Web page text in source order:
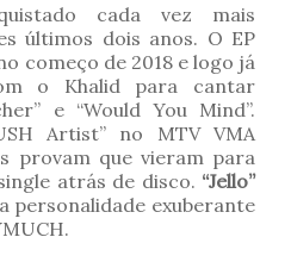
cada vez mais
últimos dois anos. O EP
começo de 2018 e logo já
o Khalid para cantar
e “Would You Mind”.
Artist” no MTV VMA
provam que vieram para
atrás de disco. “Jello”
personalidade exuberante